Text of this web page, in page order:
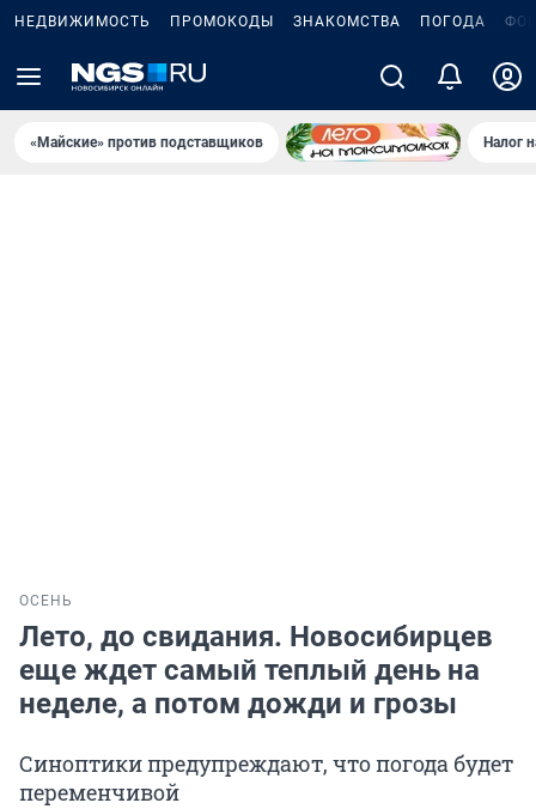
НЕДВИЖИМОСТЬ ПРОМОКОДЫ ЗНАКОМСТВА ПОГОДА
«Майские» против подставщиков Налог
ОСЕНЬ
Лето, до свидания. Новосибирцев
еще ждет самый теплый день на
неделе, а потом дожди и грозы
Синоптики предупреждают, что погода будет
переменчивой